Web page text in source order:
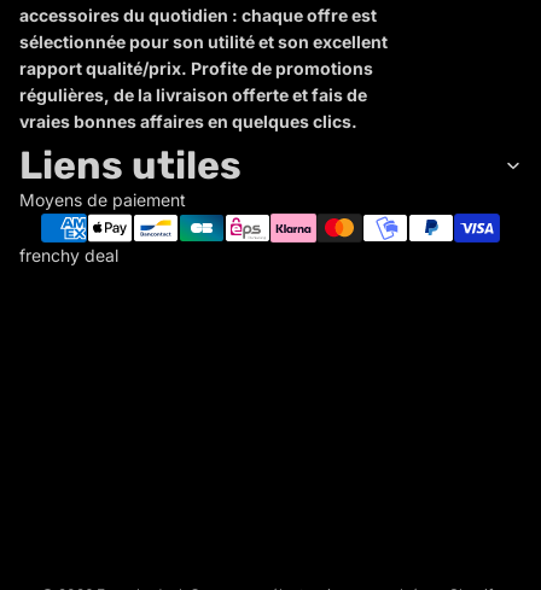
accessoires du quotidien : chaque offre est
sélectionnée pour son utilité et son excellent
rapport qualité/prix. Profite de promotions
régulières, de la livraison offerte et fais de
vraies bonnes affaires en quelques clics.
Liens utiles
Moyens de paiement
frenchy deal